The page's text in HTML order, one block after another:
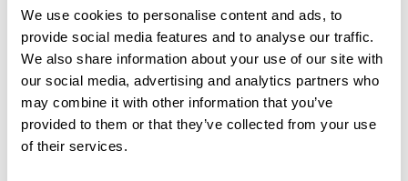
We use cookies to personalise content and ads, to
provide social media features and to analyse our traffic.
We also share information about your use of our site with
our social media, advertising and analytics partners who
may combine it with other information that you’ve
provided to them or that they’ve collected from your use
of their services.
completado? ¡Deja la primera opinión!
Añadir una opinión